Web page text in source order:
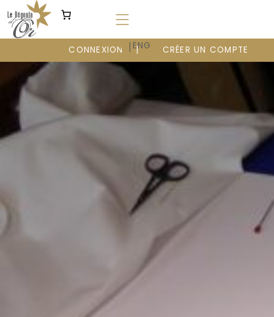
au
contenu
FR | ENG
CONNEXION CRÉER UN COMPTE